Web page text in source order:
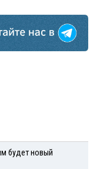
будет новый